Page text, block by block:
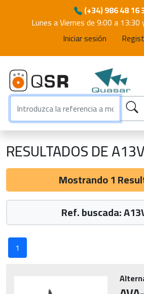
(+34) 986 48 16
Lunes a Viernes de 9:00 a
Iniciar sesión
RESULTADOS DE
Mostrando 1
Ref. buscada:
1